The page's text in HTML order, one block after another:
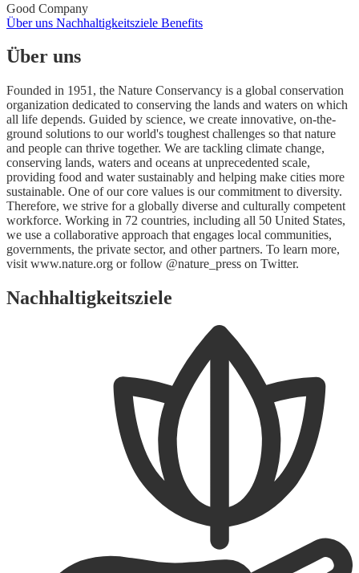
Good Company
Über uns Nachhaltigkeitsziele Benefits
Über uns
Founded in 1951, the Nature Conservancy is a global conservation
organization dedicated to conserving the lands and waters on which
all life depends. Guided by science, we create innovative, on-the-
ground solutions to our world's toughest challenges so that nature
and people can thrive together. We are tackling climate change,
conserving lands, waters and oceans at unprecedented scale,
providing food and water sustainably and helping make cities more
sustainable. One of our core values is our commitment to diversity.
Therefore, we strive for a globally diverse and culturally competent
workforce. Working in 72 countries, including all 50 United States,
we use a collaborative approach that engages local communities,
governments, the private sector, and other partners. To learn more,
visit www.nature.org or follow @nature_press on Twitter.
Nachhaltigkeitsziele